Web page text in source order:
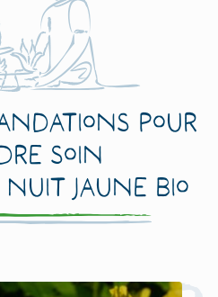
pour
soin
Jaune Bio